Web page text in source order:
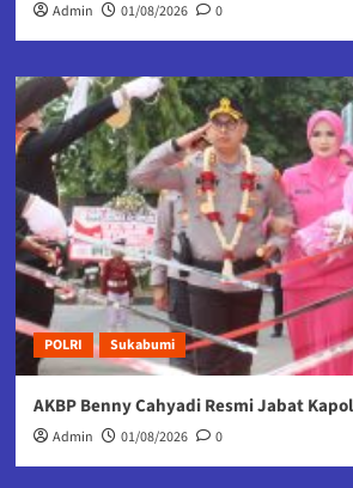
Admin 01/08/2026 0
POLRI Sukabumi
AKBP Benny Cahyadi Resmi Jabat
Admin 01/08/2026 0